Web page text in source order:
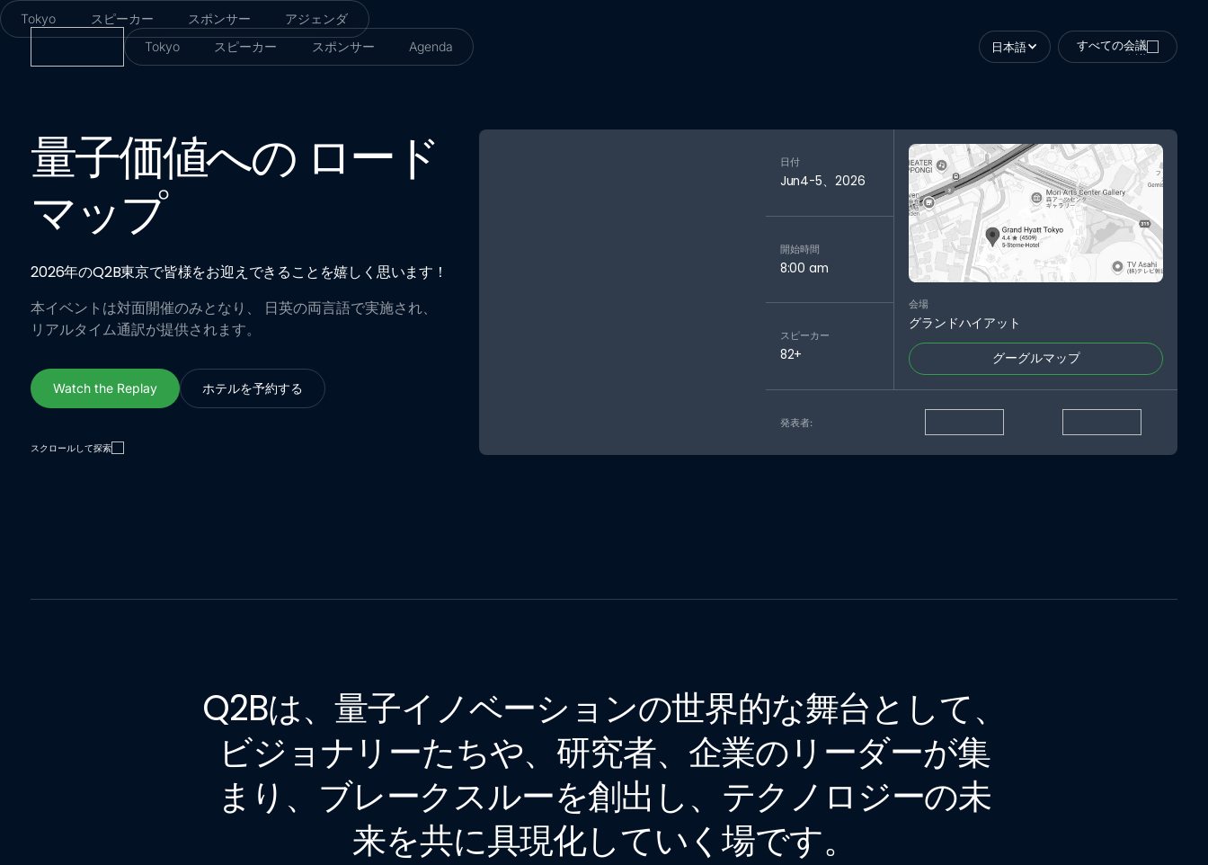
Tokyo スピーカー スポンサー Agenda 日本語
すべての会議
すべての会議
Tokyo スピーカー スポンサー アジェンダ
量子価値への ロード
マップ
2026年のQ2B東京で皆様をお迎えできることを嬉しく思います！
本イベントは対面開催のみとなり、 日英の両言語で実施され、
リアルタイム通訳が提供されます。
Watch the Replay
ホテルを予約する
ホテルを予約する
日付
Jun4-5、 2026
開始時間
8:00 am
スピーカー
82+
会場
グランドハイアット
グーグルマップ
発表者:
スクロールして探索
Q2Bは、量子イノベーションの世界的な舞台として、
ビジョナリーたちや、研究者、企業のリーダーが集
まり、ブレークスルーを創出し、テクノロジーの未
来を共に具現化していく場です。